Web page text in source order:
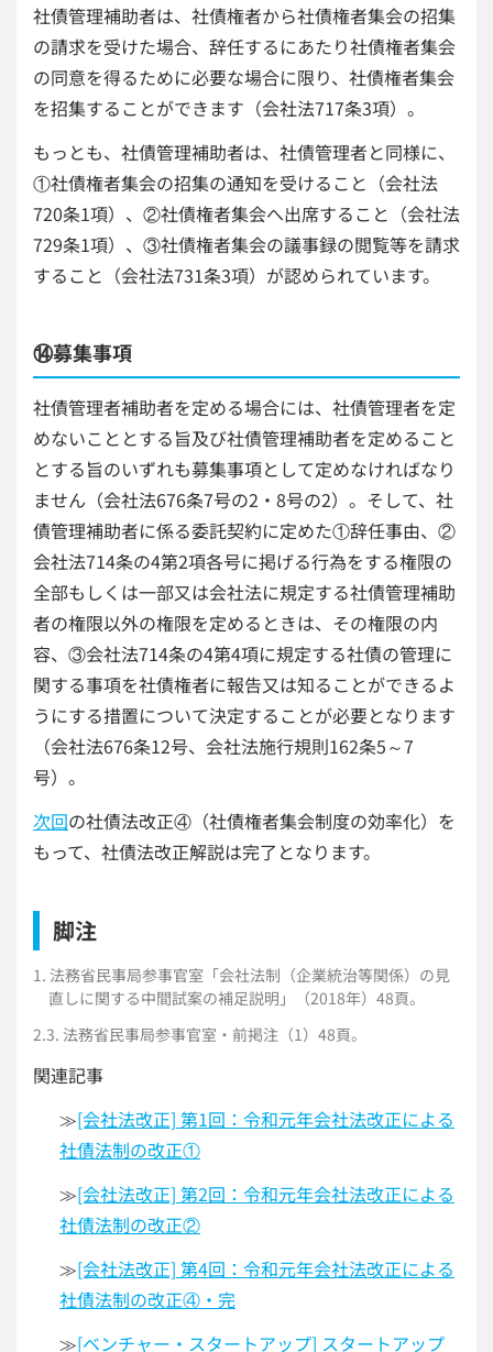
社債管理補助者は、社債権者から社債権者集会の招集
の請求を受けた場合、辞任するにあたり社債権者集会
の同意を得るために必要な場合に限り、社債権者集会
を招集することができます（会社法717条3項）。
もっとも、社債管理補助者は、社債管理者と同様に、
①社債権者集会の招集の通知を受けること（会社法
720条1項）、②社債権者集会へ出席すること（会社法
729条1項）、③社債権者集会の議事録の閲覧等を請求
すること（会社法731条3項）が認められています。
⑭募集事項
社債管理者補助者を定める場合には、社債管理者を定
めないこととする旨及び社債管理補助者を定めること
とする旨のいずれも募集事項として定めなければなり
ません（会社法676条7号の2・8号の2）。そして、社
債管理補助者に係る委託契約に定めた①辞任事由、②
会社法714条の4第2項各号に掲げる行為をする権限の
全部もしくは一部又は会社法に規定する社債管理補助
者の権限以外の権限を定めるときは、その権限の内
容、③会社法714条の4第4項に規定する社債の管理に
関する事項を社債権者に報告又は知ることができるよ
うにする措置について決定することが必要となります
（会社法676条12号、会社法施行規則162条5～7
号）。
次回の社債法改正④（社債権者集会制度の効率化）を
もって、社債法改正解説は完了となります。
脚注
1. 法務省民事局参事官室「会社法制（企業統治等関係）の見
直しに関する中間試案の補足説明」（2018年）48頁。
2.3. 法務省民事局参事官室・前掲注（1）48頁。
関連記事
≫[会社法改正] 第1回：令和元年会社法改正による
社債法制の改正①
≫[会社法改正] 第2回：令和元年会社法改正による
社債法制の改正②
≫[会社法改正] 第4回：令和元年会社法改正による
社債法制の改正④・完
≫[ベンチャー・スタートアップ] スタートアップ